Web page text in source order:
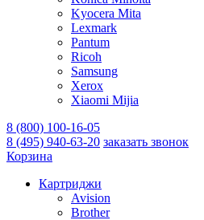
Kyocera Mita
Lexmark
Pantum
Ricoh
Samsung
Xerox
Xiaomi Mijia
8 (800) 100-16-05
8 (495) 940-63-20 заказать звонок
Корзина
Картриджи
Avision
Brother